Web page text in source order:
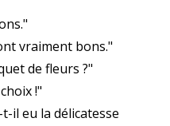
vraiment bons."
de fleurs ?"
!"
il eu la délicatesse